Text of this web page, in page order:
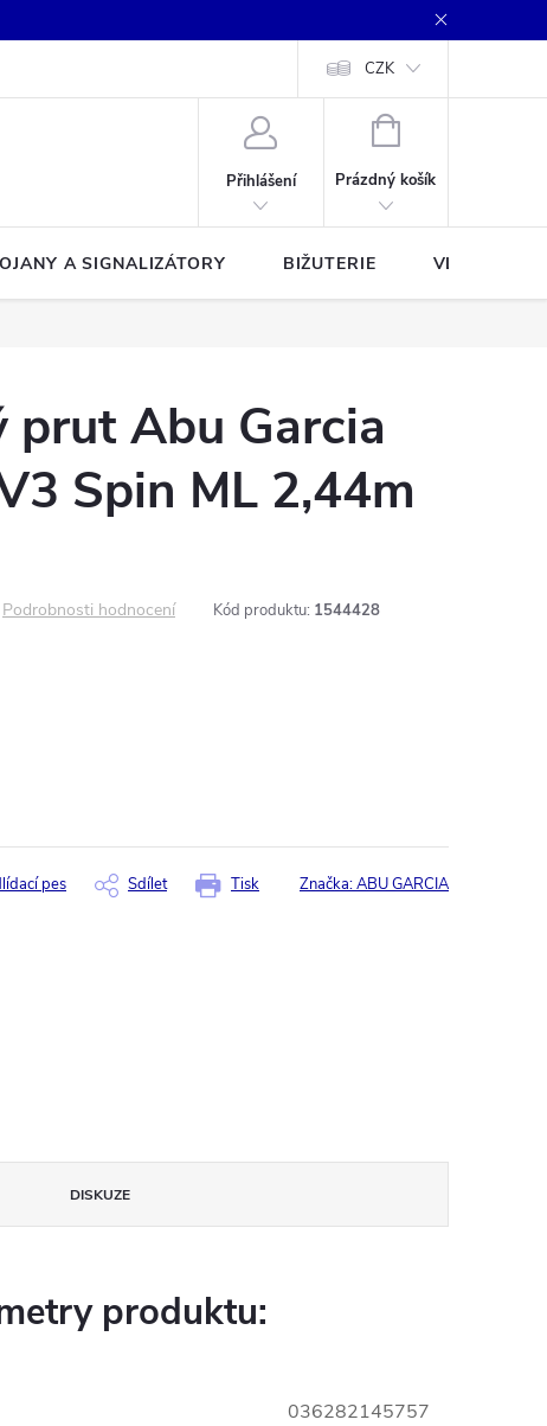
CZK
Přihlášení
NÁKUPNÍ
Prázdný košík
A SIGNALIZÁTORY BIŽUTERIE VLASCE A
prut Abu Garcia
Spin ML 2,44m
Podrobnosti hodnocení Kód produktu: 1544428
Tisk
pes Sdílet Značka:ABU GARCIA
DISKUZE
produktu:
036282145757